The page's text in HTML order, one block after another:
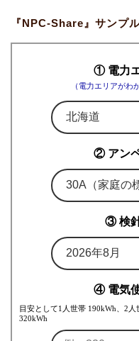
『NPC-Share』サンプ